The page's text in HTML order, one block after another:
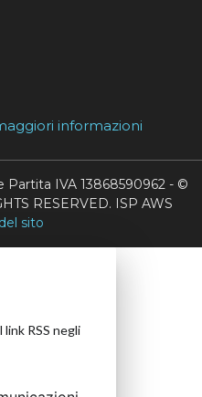
informazioni
Partita IVA 13868590962 - ©
RESERVED. ISP AWS
sito
RSS negli